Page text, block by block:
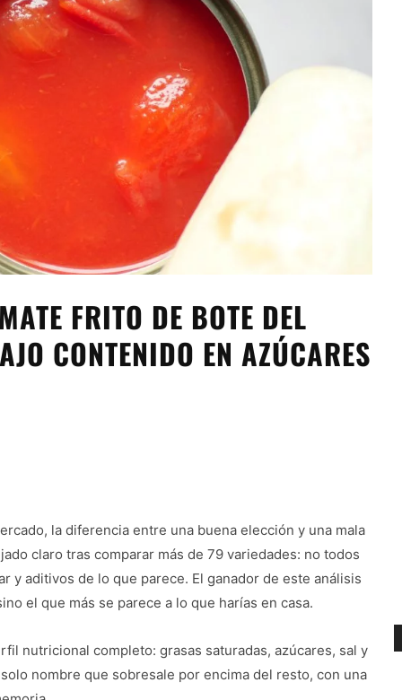
FRITO DE BOTE DEL
CONTENIDO EN AZÚCARES
la diferencia entre una buena elección y una mala
claro tras comparar más de 79 variedades: no todos
y aditivos de lo que parece. El ganador de este análisis
el que más se parece a lo que harías en casa.
nutricional completo: grasas saturadas, azúcares, sal y
nombre que sobresale por encima del resto, con una